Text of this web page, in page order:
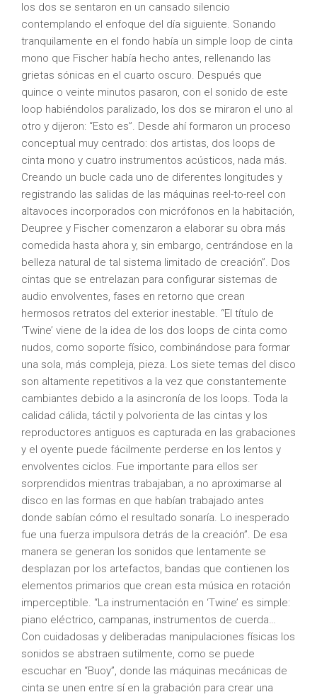
los dos se sentaron en un cansado silencio
contemplando el enfoque del día siguiente. Sonando
tranquilamente en el fondo había un simple loop de cinta
mono que Fischer había hecho antes, rellenando las
grietas sónicas en el cuarto oscuro. Después que
quince o veinte minutos pasaron, con el sonido de este
loop habiéndolos paralizado, los dos se miraron el uno al
otro y dijeron: “Esto es”. Desde ahí formaron un proceso
conceptual muy centrado: dos artistas, dos loops de
cinta mono y cuatro instrumentos acústicos, nada más.
Creando un bucle cada uno de diferentes longitudes y
registrando las salidas de las máquinas reel-to-reel con
altavoces incorporados con micrófonos en la habitación,
Deupree y Fischer comenzaron a elaborar su obra más
comedida hasta ahora y, sin embargo, centrándose en la
belleza natural de tal sistema limitado de creación”. Dos
cintas que se entrelazan para configurar sistemas de
audio envolventes, fases en retorno que crean
hermosos retratos del exterior inestable. “El título de
‘Twine’ viene de la idea de los dos loops de cinta como
nudos, como soporte físico, combinándose para formar
una sola, más compleja, pieza. Los siete temas del disco
son altamente repetitivos a la vez que constantemente
cambiantes debido a la asincronía de los loops. Toda la
calidad cálida, táctil y polvorienta de las cintas y los
reproductores antiguos es capturada en las grabaciones
y el oyente puede fácilmente perderse en los lentos y
envolventes ciclos. Fue importante para ellos ser
sorprendidos mientras trabajaban, a no aproximarse al
disco en las formas en que habían trabajado antes
donde sabían cómo el resultado sonaría. Lo inesperado
fue una fuerza impulsora detrás de la creación”. De esa
manera se generan los sonidos que lentamente se
desplazan por los artefactos, bandas que contienen los
elementos primarios que crean esta música en rotación
imperceptible. “La instrumentación en ‘Twine’ es simple:
piano eléctrico, campanas, instrumentos de cuerda…
Con cuidadosas y deliberadas manipulaciones físicas los
sonidos se abstraen sutilmente, como se puede
escuchar en “Buoy”, donde las máquinas mecánicas de
cinta se unen entre sí en la grabación para crear una